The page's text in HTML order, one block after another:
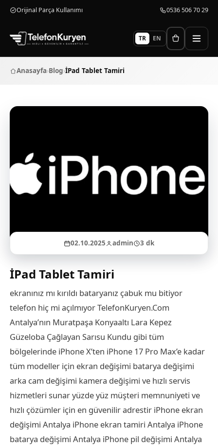
Orijinal Parça Kullanımı 0536 506 70 29
TR EN
Anasayfa›Blog›İPad Tablet Tamiri
02.10.2025 admin 3 dk
İPad Tablet Tamiri
ekranınız mı kırıldı bataryanız çabuk mu bitiyor
telefon hiç mi açılmıyor TelefonKuryen.Com
Antalya’nın Muratpaşa Konyaaltı Lara Kepez
Güzeloba Çağlayan Sarısu Kundu gibi tüm
bölgelerinde iPhone X’ten iPhone 17 Pro Max’e kadar
tüm modeller için ekran değişimi batarya değişimi
arka cam değişimi kamera değişimi ve hızlı servis
hizmetleri sunar yüzde yüz müşteri memnuniyeti ve
hızlı çözümler için en güvenilir adrestir iPhone ekran
değişimi Antalya iPhone ekran tamiri Antalya iPhone
batarya değişimi Antalya iPhone pil değişimi Antalya